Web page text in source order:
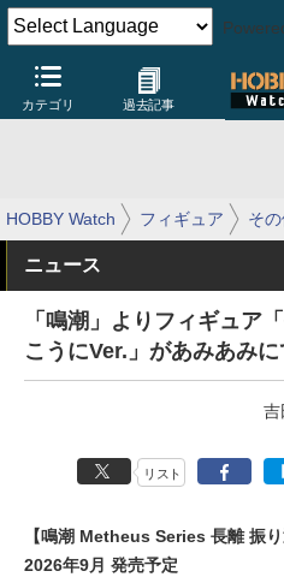
カテゴリ 過去記事
HOBBY Watch フィギュア そ
ニュース
「鳴潮」よりフィギュア
こうにVer.」があみあみ
吉
リスト
【鳴潮 Metheus Series 長離 振り
2026年9月 発売予定